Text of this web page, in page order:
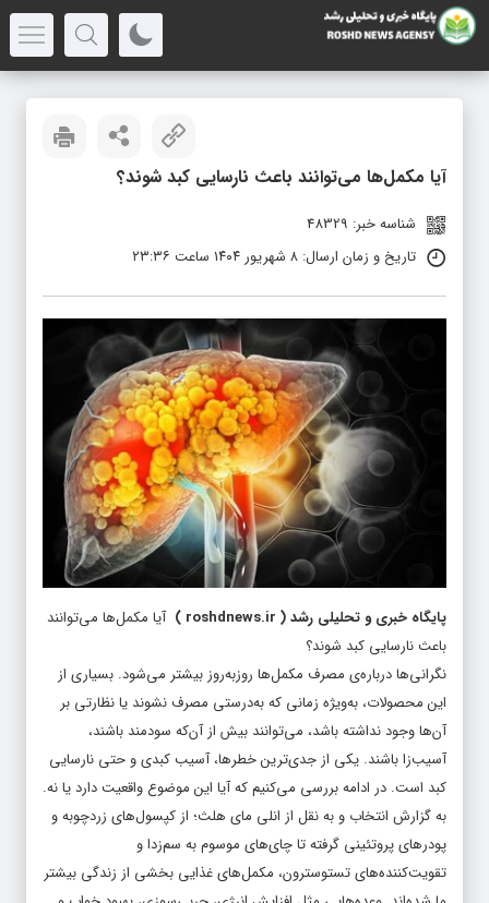
آیا مکمل‌ها می‌توانند باعث نارسایی کبد شوند؟
شناسه خبر: 48329
تاریخ و زمان ارسال: ۸ شهریور ۱۴۰۴ ساعت ۲۳:۳۶
پایگاه خبری و تحلیلی رشد(
roshdnews.ir
) آیا مکمل‌ها می‌توانند
باعث نارسایی کبد شوند؟
نگرانی‌ها درباره‌ی مصرف مکمل‌ها روزبه‌روز بیشتر می‌شود. بسیاری از
این محصولات، به‌ویژه زمانی که به‌درستی مصرف نشوند یا نظارتی بر
آن‌ها وجود نداشته باشد، می‌توانند بیش از آن‌که سودمند باشند،
آسیب‌زا باشند. یکی از جدی‌ترین خطرها، آسیب کبدی و حتی نارسایی
کبد است. در ادامه بررسی می‌کنیم که آیا این موضوع واقعیت دارد یا نه.
به گزارش انتخاب و به نقل از انلی مای هلث؛ از کپسول‌های زردچوبه و
پودرهای پروتئینی گرفته تا چای‌های موسوم به سم‌زدا و
تقویت‌کننده‌های تستوسترون، مکمل‌های غذایی بخشی از زندگی بیشتر